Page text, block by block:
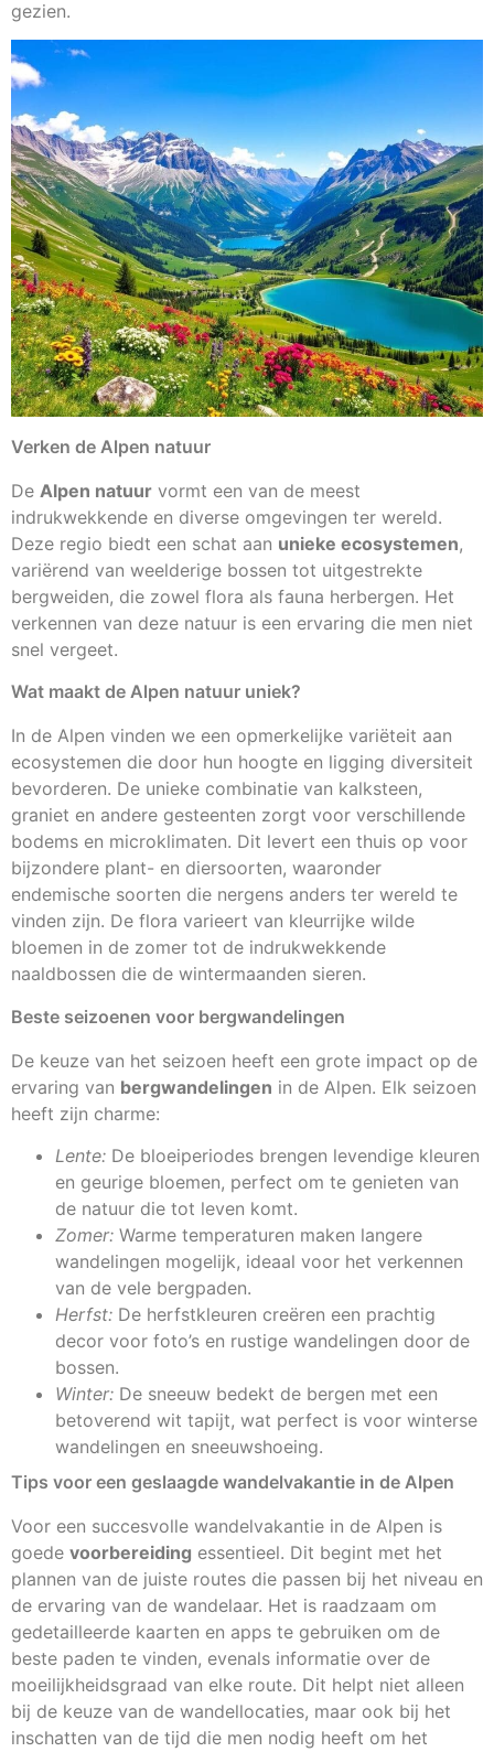
gezien.
Verken de Alpen natuur
De Alpen natuur vormt een van de meest
indrukwekkende en diverse omgevingen ter wereld.
Deze regio biedt een schat aan unieke ecosystemen,
variërend van weelderige bossen tot uitgestrekte
bergweiden, die zowel flora als fauna herbergen. Het
verkennen van deze natuur is een ervaring die men niet
snel vergeet.
Wat maakt de Alpen natuur uniek?
In de Alpen vinden we een opmerkelijke variëteit aan
ecosystemen die door hun hoogte en ligging diversiteit
bevorderen. De unieke combinatie van kalksteen,
graniet en andere gesteenten zorgt voor verschillende
bodems en microklimaten. Dit levert een thuis op voor
bijzondere plant- en diersoorten, waaronder
endemische soorten die nergens anders ter wereld te
vinden zijn. De flora varieert van kleurrijke wilde
bloemen in de zomer tot de indrukwekkende
naaldbossen die de wintermaanden sieren.
Beste seizoenen voor bergwandelingen
De keuze van het seizoen heeft een grote impact op de
ervaring van bergwandelingen in de Alpen. Elk seizoen
heeft zijn charme:
Lente: De bloeiperiodes brengen levendige kleuren
en geurige bloemen, perfect om te genieten van
de natuur die tot leven komt.
Zomer: Warme temperaturen maken langere
wandelingen mogelijk, ideaal voor het verkennen
van de vele bergpaden.
Herfst: De herfstkleuren creëren een prachtig
decor voor foto’s en rustige wandelingen door de
bossen.
Winter: De sneeuw bedekt de bergen met een
betoverend wit tapijt, wat perfect is voor winterse
wandelingen en sneeuwshoeing.
Tips voor een geslaagde wandelvakantie in de Alpen
Voor een succesvolle wandelvakantie in de Alpen is
goede voorbereiding essentieel. Dit begint met het
plannen van de juiste routes die passen bij het niveau en
de ervaring van de wandelaar. Het is raadzaam om
gedetailleerde kaarten en apps te gebruiken om de
beste paden te vinden, evenals informatie over de
moeilijkheidsgraad van elke route. Dit helpt niet alleen
bij de keuze van de wandellocaties, maar ook bij het
inschatten van de tijd die men nodig heeft om het